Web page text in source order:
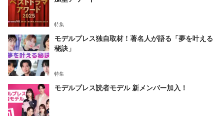
特集
モデルプレス独自取材！著名人が語る「夢を叶える
秘訣」
特集
モデルプレス読者モデル 新メンバー加入！